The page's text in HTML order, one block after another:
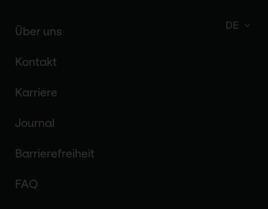
Über uns
Kontakt
Karriere
Journal
Barrierefreiheit
FAQ
DE